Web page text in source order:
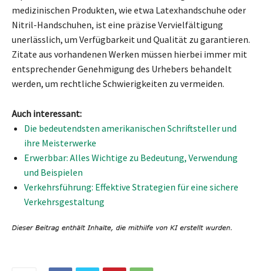
medizinischen Produkten, wie etwa Latexhandschuhe oder
Nitril-Handschuhen, ist eine präzise Vervielfältigung
unerlässlich, um Verfügbarkeit und Qualität zu garantieren.
Zitate aus vorhandenen Werken müssen hierbei immer mit
entsprechender Genehmigung des Urhebers behandelt
werden, um rechtliche Schwierigkeiten zu vermeiden.
Auch interessant:
Die bedeutendsten amerikanischen Schriftsteller und
ihre Meisterwerke
Erwerbbar: Alles Wichtige zu Bedeutung, Verwendung
und Beispielen
Verkehrsführung: Effektive Strategien für eine sichere
Verkehrsgestaltung